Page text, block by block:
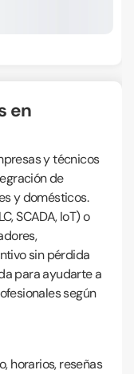
y técnicos
de
y domésticos.
SCADA, IoT) o
sin pérdida
para ayudarte a
según
horarios, reseñas